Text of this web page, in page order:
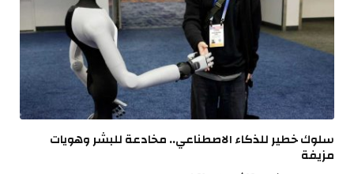
سلوك خطير للذكاء الاصطناعي.. مخادعة للبشر وهويات
مزيفة